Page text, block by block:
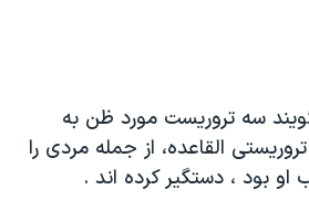
سه تروريست مورد ظن به
القاعده، از جمله مردی را
بود ، دستگير کرده اند .